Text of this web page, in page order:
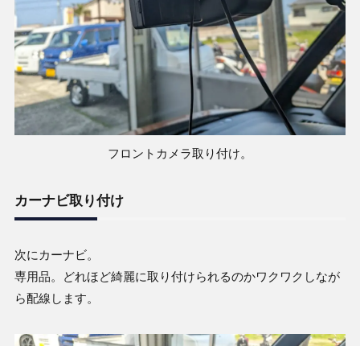
フロントカメラ取り付け。
カーナビ取り付け
次にカーナビ。
専用品。どれほど綺麗に取り付けられるのかワクワクしなが
ら配線します。